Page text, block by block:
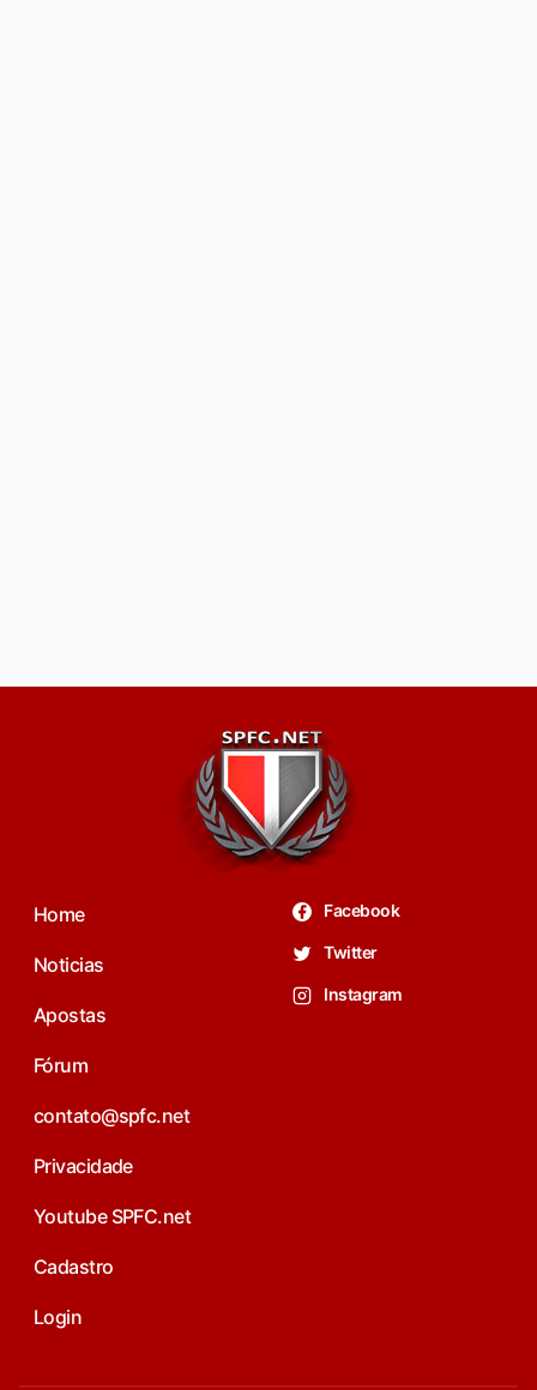
Home
Noticias
Apostas
Fórum
contato@spfc.net
Privacidade
Youtube SPFC.net
Cadastro
Login
Facebook
Twitter
Instagram